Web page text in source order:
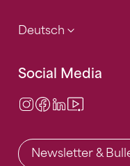
Deutsch
Social Media
Instagram
Facebook
LinkedIn
Newsletter &